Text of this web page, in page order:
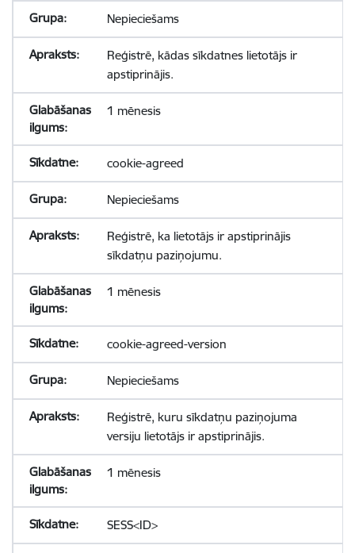
Nepieciešams
Reģistrē, kādas sīkdatnes lietotājs ir
apstiprinājis.
1 mēnesis
cookie-agreed
Nepieciešams
Reģistrē, ka lietotājs ir apstiprinājis
sīkdatņu paziņojumu.
1 mēnesis
cookie-agreed-version
Nepieciešams
Reģistrē, kuru sīkdatņu paziņojuma
versiju lietotājs ir apstiprinājis.
1 mēnesis
SESS<ID>